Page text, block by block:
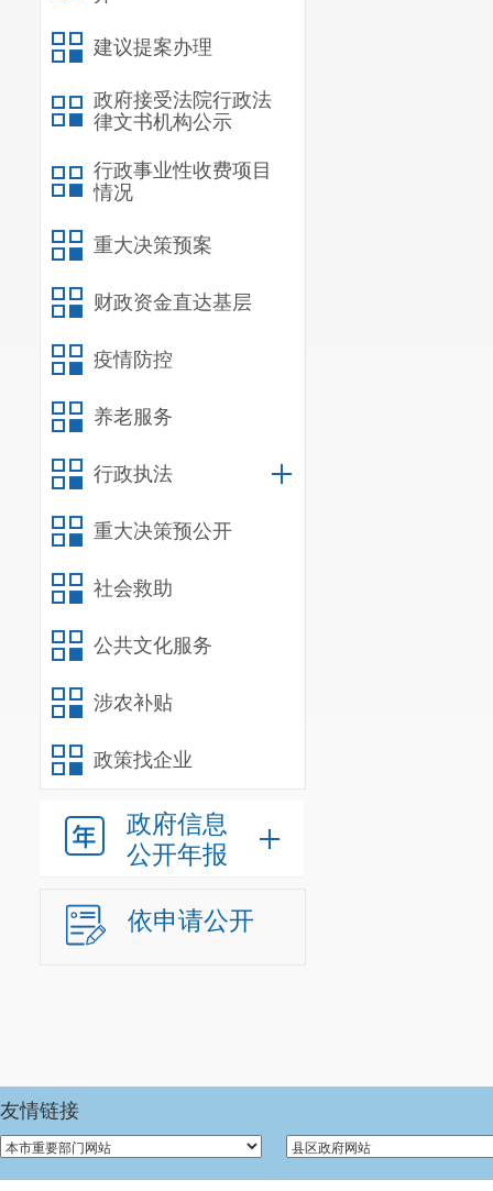
建议提案办理
政府接受法院行政法
律文书机构公示
行政事业性收费项目
情况
重大决策预案
财政资金直达基层
疫情防控
养老服务
行政执法
重大决策预公开
社会救助
公共文化服务
涉农补贴
政策找企业
政府信息
公开年报
依申请公开
友情链接